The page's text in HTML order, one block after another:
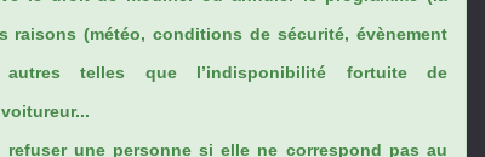
raisons (météo, conditions de sécurité, évènement
telles que l’indisponibilité fortuite de
refuser une personne si elle ne correspond pas au